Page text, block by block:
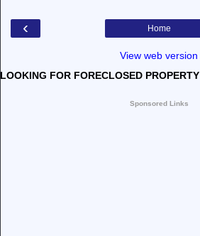
‹ Home
View web version
LOOKING FOR FORECLOSED PROPERTY
Sponsored Links